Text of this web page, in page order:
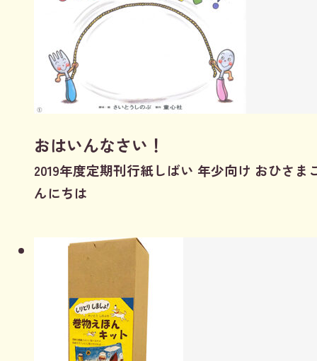
おはいんなさい！
2019年度定期刊行紙しばい 年少向け おひさま
んにちは